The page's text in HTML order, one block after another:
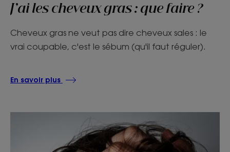
J’ai les cheveux gras : que faire ?
Cheveux gras ne veut pas dire cheveux sales : le
vrai coupable, c'est le sébum (qu'il faut réguler).
En savoir plus